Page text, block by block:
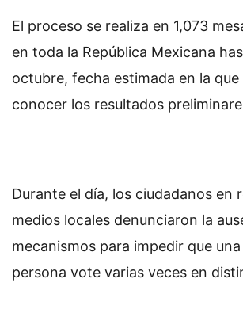
El proceso se realiza en 1,073
en toda la República Mexicana
octubre, fecha estimada en la que
conocer los resultados
Durante el día, los ciudadanos en
medios locales denunciaron la
mecanismos para impedir que
persona vote varias veces en